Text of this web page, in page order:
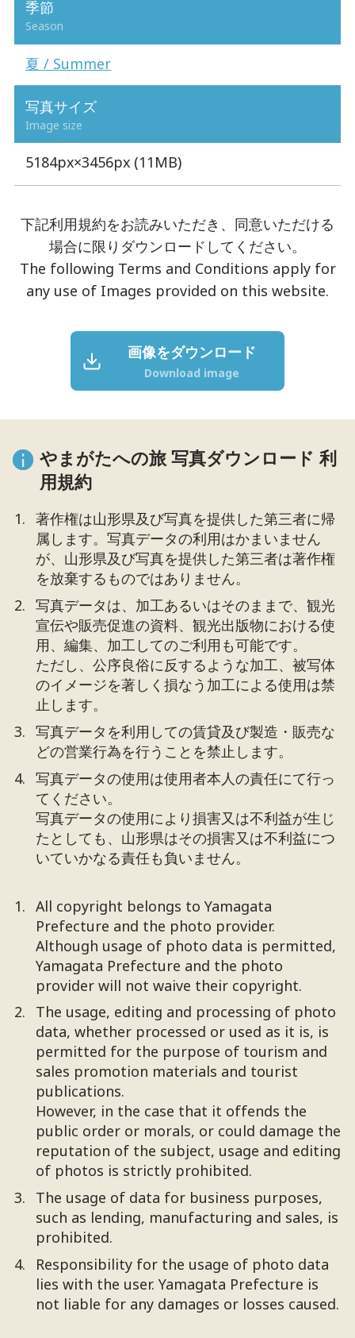
季節
Season
夏 / Summer
写真サイズ
Image size
5184px×3456px (11MB)
下記利用規約をお読みいただき、同意いただける
場合に限りダウンロードしてください。
The following Terms and Conditions apply for
any use of Images provided on this website.
画像をダウンロード
Download image
やまがたへの旅 写真ダウンロード 利
用規約
著作権は山形県及び写真を提供した第三者に帰
属します。写真データの利用はかまいません
が、山形県及び写真を提供した第三者は著作権
を放棄するものではありません。
写真データは、加工あるいはそのままで、観光
宣伝や販売促進の資料、観光出版物における使
用、編集、加工してのご利用も可能です。
ただし、公序良俗に反するような加工、被写体
のイメージを著しく損なう加工による使用は禁
止します。
写真データを利用しての賃貸及び製造・販売な
どの営業行為を行うことを禁止します。
写真データの使用は使用者本人の責任にて行っ
てください。
写真データの使用により損害又は不利益が生じ
たとしても、山形県はその損害又は不利益につ
いていかなる責任も負いません。
All copyright belongs to Yamagata
Prefecture and the photo provider.
Although usage of photo data is permitted,
Yamagata Prefecture and the photo
provider will not waive their copyright.
The usage, editing and processing of photo
data, whether processed or used as it is, is
permitted for the purpose of tourism and
sales promotion materials and tourist
publications.
However, in the case that it offends the
public order or morals, or could damage the
reputation of the subject, usage and editing
of photos is strictly prohibited.
The usage of data for business purposes,
such as lending, manufacturing and sales, is
prohibited.
Responsibility for the usage of photo data
lies with the user. Yamagata Prefecture is
not liable for any damages or losses caused.